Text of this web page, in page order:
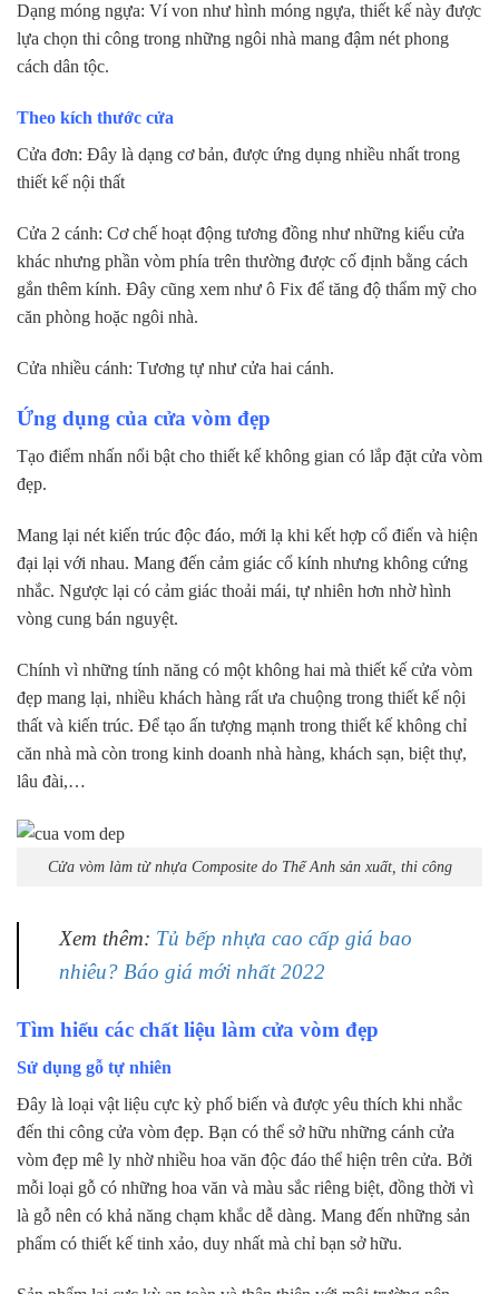
Dạng móng ngựa: Ví von như hình móng ngựa, thiết kế này được
lựa chọn thi công trong những ngôi nhà mang đậm nét phong
cách dân tộc.
Theo kích thước cửa
Cửa đơn: Đây là dạng cơ bản, được ứng dụng nhiều nhất trong
thiết kế nội thất
Cửa 2 cánh: Cơ chế hoạt động tương đồng như những kiểu cửa
khác nhưng phần vòm phía trên thường được cố định bằng cách
gắn thêm kính. Đây cũng xem như ô Fix để tăng độ thẩm mỹ cho
căn phòng hoặc ngôi nhà.
Cửa nhiều cánh: Tương tự như cửa hai cánh.
Ứng dụng của cửa vòm đẹp
Tạo điểm nhấn nổi bật cho thiết kế không gian có lắp đặt cửa vòm
đẹp.
Mang lại nét kiến trúc độc đáo, mới lạ khi kết hợp cổ điển và hiện
đại lại với nhau. Mang đến cảm giác cổ kính nhưng không cứng
nhắc. Ngược lại có cảm giác thoải mái, tự nhiên hơn nhờ hình
vòng cung bán nguyệt.
Chính vì những tính năng có một không hai mà thiết kế cửa vòm
đẹp mang lại, nhiều khách hàng rất ưa chuộng trong thiết kế nội
thất và kiến trúc. Để tạo ấn tượng mạnh trong thiết kế không chỉ
căn nhà mà còn trong kinh doanh nhà hàng, khách sạn, biệt thự,
lâu đài,…
Cửa vòm làm từ nhựa Composite do Thế Anh sản xuất, thi công
Xem thêm: Tủ bếp nhựa cao cấp giá bao
nhiêu? Báo giá mới nhất 2022
Tìm hiểu các chất liệu làm cửa vòm đẹp
Sử dụng gỗ tự nhiên
Đây là loại vật liệu cực kỳ phổ biến và được yêu thích khi nhắc
đến thi công cửa vòm đẹp. Bạn có thể sở hữu những cánh cửa
vòm đẹp mê ly nhờ nhiều hoa văn độc đáo thể hiện trên cửa. Bởi
mỗi loại gỗ có những hoa văn và màu sắc riêng biệt, đồng thời vì
là gỗ nên có khả năng chạm khắc dễ dàng. Mang đến những sản
phẩm có thiết kế tinh xảo, duy nhất mà chỉ bạn sở hữu.